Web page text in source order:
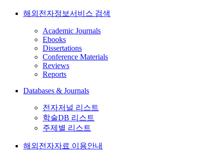
해외전자정보서비스 검색
Academic Journals
Ebooks
Dissertations
Conference Materials
Reviews
Reports
Databases & Journals
전자저널 리스트
학술DB 리스트
주제별 리스트
해외전자자료 이용안내